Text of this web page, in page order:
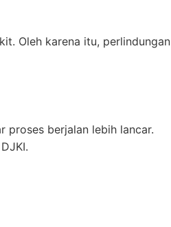
Oleh karena itu, perlindungan
proses berjalan lebih lancar.